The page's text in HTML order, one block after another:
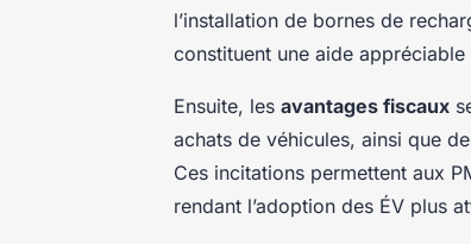
l’installation de bornes de
constituent une aide
Ensuite, les avantages fiscaux
achats de véhicules, ainsi que
Ces incitations permettent aux
rendant l’adoption des ÉV plus